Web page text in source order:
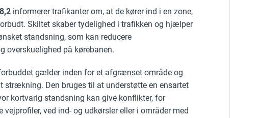
informerer trafikanter om, at de kører ind i en zone,
Skiltet skaber tydelighed i trafikken og hjælper
standsning, som kan reducere
overskuelighed på kørebanen.
gælder inden for et afgrænset område og
strækning. Den bruges til at understøtte en ensartet
kortvarig standsning kan give konflikter, for
vejprofiler, ved ind- og udkørsler eller i områder med